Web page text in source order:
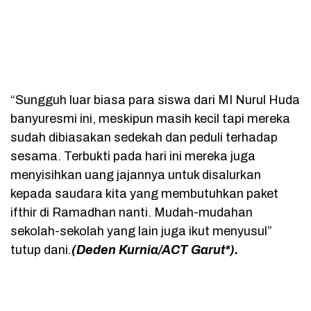
“Sungguh luar biasa para siswa dari MI Nurul Huda
banyuresmi ini, meskipun masih kecil tapi mereka
sudah dibiasakan sedekah dan peduli terhadap
sesama. Terbukti pada hari ini mereka juga
menyisihkan uang jajannya untuk disalurkan
kepada saudara kita yang membutuhkan paket
ifthir di Ramadhan nanti. Mudah-mudahan
sekolah-sekolah yang lain juga ikut menyusul”
tutup dani.(Deden Kurnia/ACT Garut*).